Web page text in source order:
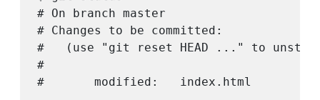
# On branch master
# Changes to be committed:
#   (use "git reset HEAD
..." to
#